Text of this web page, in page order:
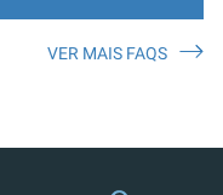
VER MAIS FAQS